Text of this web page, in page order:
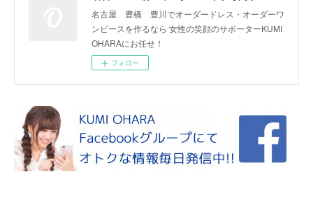
名古屋 豊橋 豊川でオーダードレス・オーダーワ
ンピースを作るなら 女性の笑顔のサポーターKUMI
OHARAにお任せ！
フォロー